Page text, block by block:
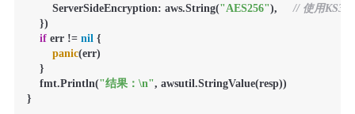
        ServerSideEncryption: aws.String(
"AES256"), // 使用KS3
    })
if err != nil {
panic(err)
    }
    fmt.Println(
"结果：\n", awsutil.StringValue(resp))
}